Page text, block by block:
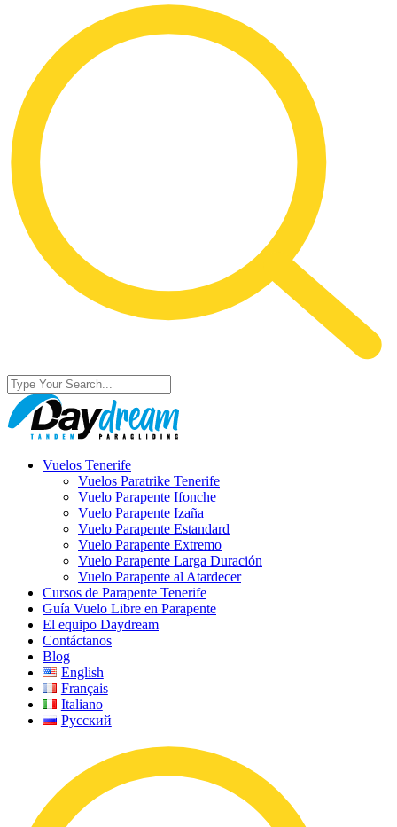
Vuelos Tenerife
Vuelos Paratrike Tenerife
Vuelo Parapente Ifonche
Vuelo Parapente Izaña
Vuelo Parapente Estandard
Vuelo Parapente Extremo
Vuelo Parapente Larga Duración
Vuelo Parapente al Atardecer
Cursos de Parapente Tenerife
Guía Vuelo Libre en Parapente
El equipo Daydream
Contáctanos
Blog
English
Français
Italiano
Русский